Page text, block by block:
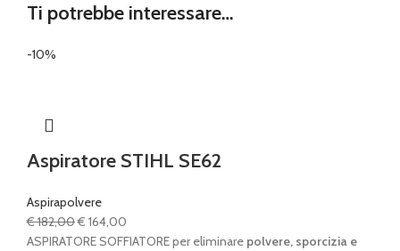
Ti potrebbe interessare…
-10%
Aspiratore STIHL SE62
Aspirapolvere
€182,00Il
prezzo
€ 164,00
prezzo
ASPIRATORE SOFFIATORE per eliminare polvere, sporcizia e